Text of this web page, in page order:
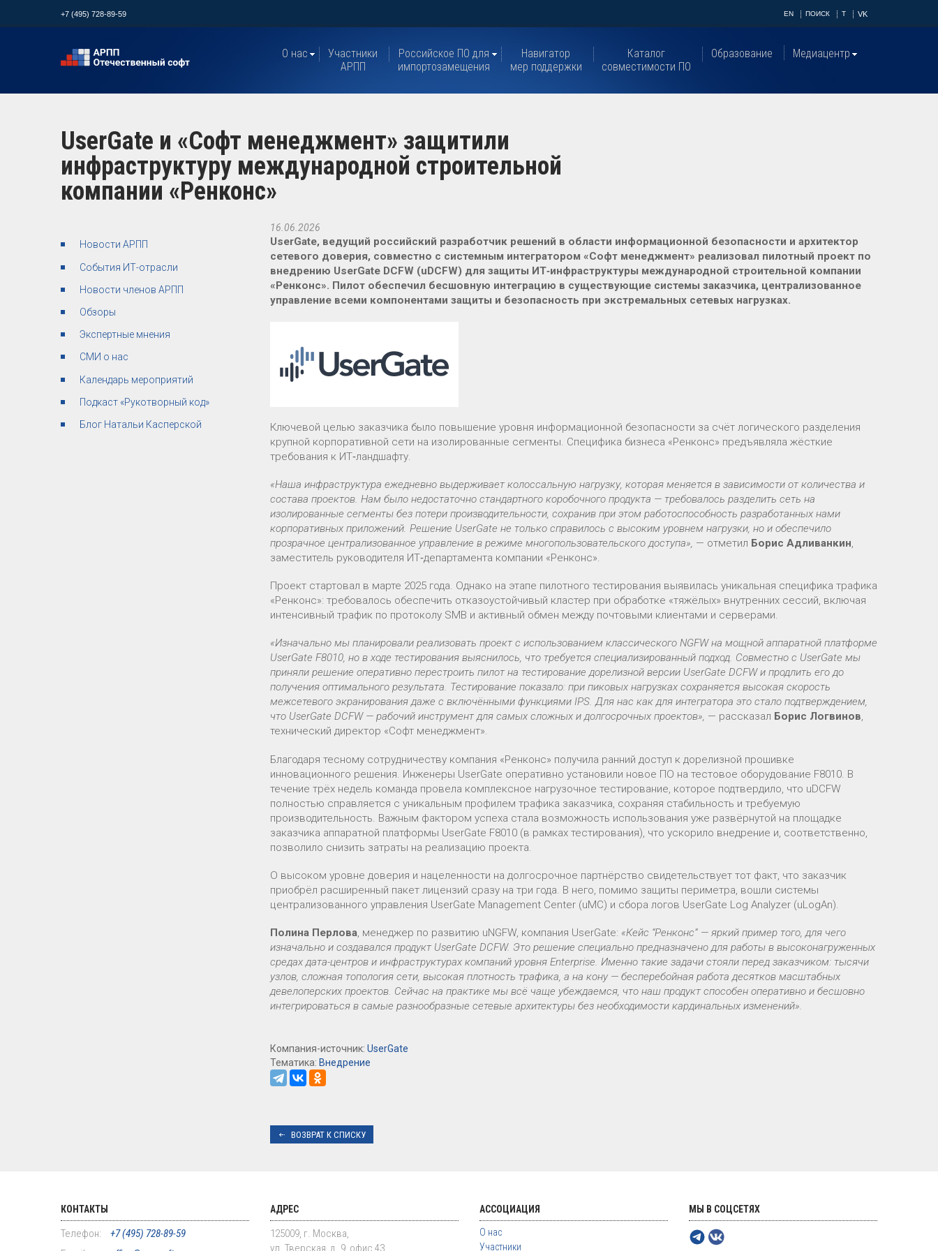
+7 (495) 728-89-59 EN ПОИСК T VK
О нас
Участники
АРПП
Российское ПО для
импортозамещения
Навигатор
мер поддержки
Каталог
совместимости ПО
Образование Медиацентр
UserGate и «Софт менеджмент» защитили
инфраструктуру международной строительной
компании «Ренконс»
Новости АРПП
События ИТ-отрасли
Новости членов АРПП
Обзоры
Экспертные мнения
СМИ о нас
Календарь мероприятий
Подкаст «Рукотворный код»
Блог Натальи Касперской
16.06.2026
UserGate, ведущий российский разработчик решений в области информационной безопасности и архитектор
сетевого доверия, совместно с системным интегратором «Софт менеджмент» реализовал пилотный проект по
внедрению UserGate DCFW (uDCFW) для защиты ИТ‑инфраструктуры международной строительной компании
«Ренконс». Пилот обеспечил бесшовную интеграцию в существующие системы заказчика, централизованное
управление всеми компонентами защиты и безопасность при экстремальных сетевых нагрузках.
Ключевой целью заказчика было повышение уровня информационной безопасности за счёт логического разделения
крупной корпоративной сети на изолированные сегменты. Специфика бизнеса «Ренконс» предъявляла жёсткие
требования к ИТ‑ландшафту.
«Наша инфраструктура ежедневно выдерживает колоссальную нагрузку, которая меняется в зависимости от количества и
состава проектов. Нам было недостаточно стандартного коробочного продукта — требовалось разделить сеть на
изолированные сегменты без потери производительности, сохранив при этом работоспособность разработанных нами
корпоративных приложений. Решение UserGate не только справилось с высоким уровнем нагрузки, но и обеспечило
прозрачное централизованное управление в режиме многопользовательского доступа», — отметил Борис Адливанкин,
заместитель руководителя ИТ‑департамента компании «Ренконс».
Проект стартовал в марте 2025 года. Однако на этапе пилотного тестирования выявилась уникальная специфика трафика
«Ренконс»: требовалось обеспечить отказоустойчивый кластер при обработке «тяжёлых» внутренних сессий, включая
интенсивный трафик по протоколу SMB и активный обмен между почтовыми клиентами и серверами.
«Изначально мы планировали реализовать проект с использованием классического NGFW на мощной аппаратной платформе
UserGate F8010, но в ходе тестирования выяснилось, что требуется специализированный подход. Совместно с UserGate мы
приняли решение оперативно перестроить пилот на тестирование дорелизной версии UserGate DCFW и продлить его до
получения оптимального результата. Тестирование показало: при пиковых нагрузках сохраняется высокая скорость
межсетевого экранирования даже с включёнными функциями IPS. Для нас как для интегратора это стало подтверждением,
что UserGate DCFW — рабочий инструмент для самых сложных и долгосрочных проектов», — рассказал Борис Логвинов,
технический директор «Софт менеджмент».
Благодаря тесному сотрудничеству компания «Ренконс» получила ранний доступ к дорелизной прошивке
инновационного решения. Инженеры UserGate оперативно установили новое ПО на тестовое оборудование F8010. В
течение трёх недель команда провела комплексное нагрузочное тестирование, которое подтвердило, что uDCFW
полностью справляется с уникальным профилем трафика заказчика, сохраняя стабильность и требуемую
производительность. Важным фактором успеха стала возможность использования уже развёрнутой на площадке
заказчика аппаратной платформы UserGate F8010 (в рамках тестирования), что ускорило внедрение и, соответственно,
позволило снизить затраты на реализацию проекта.
О высоком уровне доверия и нацеленности на долгосрочное партнёрство свидетельствует тот факт, что заказчик
приобрёл расширенный пакет лицензий сразу на три года. В него, помимо защиты периметра, вошли системы
централизованного управления UserGate Management Center (uMC) и сбора логов UserGate Log Analyzer (uLogAn).
Полина Перлова, менеджер по развитию uNGFW, компания UserGate: «Кейс “Ренконс” — яркий пример того, для чего
изначально и создавался продукт UserGate DCFW. Это решение специально предназначено для работы в высоконагруженных
средах дата-центров и инфраструктурах компаний уровня Enterprise. Именно такие задачи стояли перед заказчиком: тысячи
узлов, сложная топология сети, высокая плотность трафика, а на кону — бесперебойная работа десятков масштабных
девелоперских проектов. Сейчас на практике мы всё чаще убеждаемся, что наш продукт способен оперативно и бесшовно
интегрироваться в самые разнообразные сетевые архитектуры без необходимости кардинальных изменений».
Компания-источник: UserGate
Тематика: Внедрение
ВОЗВРАТ К СПИСКУ
КОНТАКТЫ
Телефон:
+7 (495) 728-89-59
АДРЕС
125009, г. Москва,
ул. Тверская, д. 9, офис 43,
АССОЦИАЦИЯ
О нас
Участники
МЫ В СОЦСЕТЯХ